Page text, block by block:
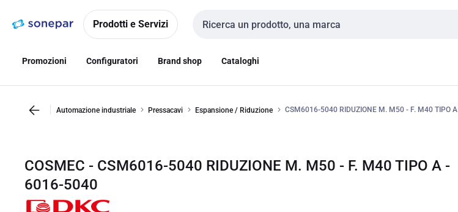
navigazionealla
Prodotti e Servizi
Cerca input
Promozioni Configuratori Brand shop Cataloghi
Automazione industriale Pressacavi Espansione / Riduzione CSM6016-5040 RIDUZIONE M. M50 - F. M40 TIPO A
COSMEC - CSM6016-5040 RIDUZIONE M. M50 - F. M40 TIPO A -
6016-5040